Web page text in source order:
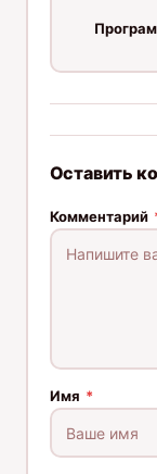
Оставить
Комментарий
Имя *